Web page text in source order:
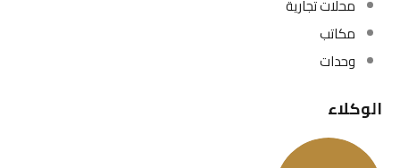
محلات تجارية
مكاتب
وحدات
الوكلاء